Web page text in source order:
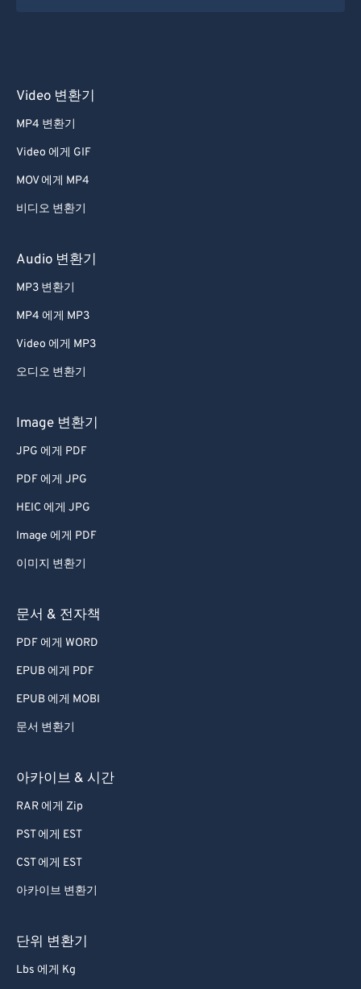
Video 변환기
MP4 변환기
Video 에게 GIF
MOV 에게 MP4
비디오 변환기
Audio 변환기
MP3 변환기
MP4 에게 MP3
Video 에게 MP3
오디오 변환기
Image 변환기
JPG 에게 PDF
PDF 에게 JPG
HEIC 에게 JPG
Image 에게 PDF
이미지 변환기
문서 & 전자책
PDF 에게 WORD
EPUB 에게 PDF
EPUB 에게 MOBI
문서 변환기
아카이브 & 시간
RAR 에게 Zip
PST 에게 EST
CST 에게 EST
아카이브 변환기
단위 변환기
Lbs 에게 Kg